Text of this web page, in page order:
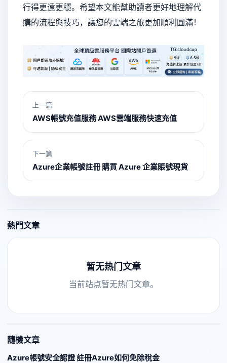
行得更遠更穩。希望本文能幫助讀者更好地理解代
購的流程與技巧，讓您的雲端之旅更加順利圓滿！
上一篇
AWS帳號充值服務 AWS雲端服務快速充值
下一篇
Azure企業帳號註冊 購買 Azure 企業賬號現貨
熱門文章
暂无热门文章
当前站点暂无热门文章。
隨機文章
Azure帳號安全認證 註冊Azure如何免除稅金